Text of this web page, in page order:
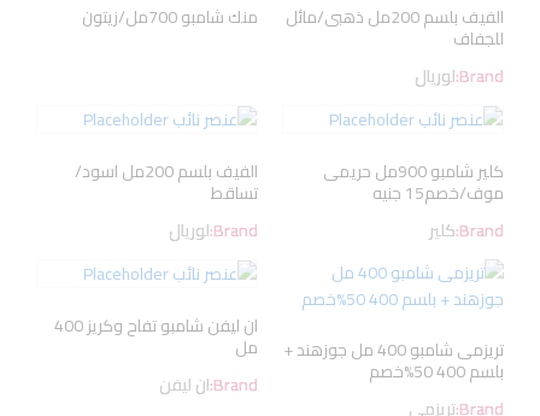
الفيف بلسم 200مل ذهبى/مائل
للجفاف
Brand:لوريال
منك شامبو 700مل/زيتون
كلير شامبو 900مل حريمى
موف/خصم15 جنيه
Brand:كلير
الفيف بلسم 200مل اسود/
تساقط
Brand:لوريال
تريزمى شامبو 400 مل جوزهند +
بلسم 400 50%خصم
Brand:تريزمى
ان ليفن شامبو تفاح وكريز 400
مل
Brand:ان ليفن